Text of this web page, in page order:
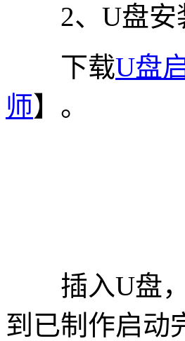
2、U盘安
下载U盘
师】。
插入U盘，
到已制作启动